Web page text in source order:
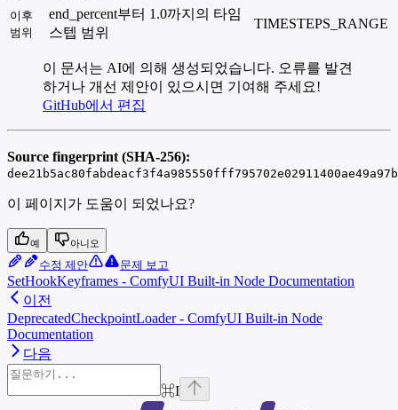
이후
범위
end_percent부터 1.0까지의 타임
스텝 범위
TIMESTEPS_RANGE
이 문서는 AI에 의해 생성되었습니다. 오류를 발견
하거나 개선 제안이 있으시면 기여해 주세요!
GitHub에서 편집
Source fingerprint (SHA-256):
이 페이지가 도움이 되었나요?
예 아니오
수정 제안 문제 보고
SetHookKeyframes - ComfyUI Built-in Node Documentation
이전
DeprecatedCheckpointLoader - ComfyUI Built-in Node
Documentation
다음
⌘I